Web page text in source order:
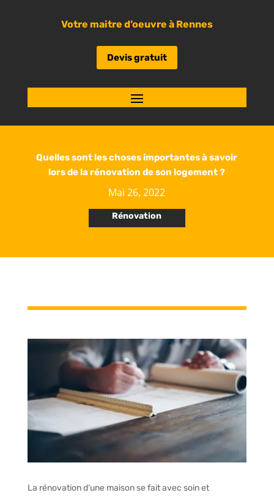
Votre maitre d’oeuvre à Rennes
Devis gratuit
Quelles sont les choses importantes à savoir
lors de la rénovation de son logement ?
Mai 26, 2022
Rénovation
La rénovation d’une maison se fait avec soin et